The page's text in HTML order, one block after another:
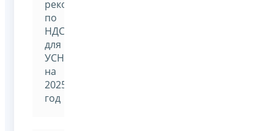
рекомендации
по
НДС
для
УСН
на
2025
год